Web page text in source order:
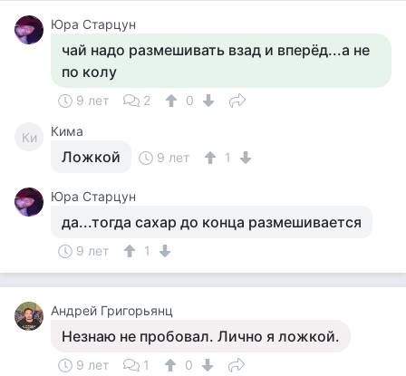
Юра Старцун
чай надо размешивать взад и вперёд...а не
по колу
9 лет 2 0
Ки Кима
Ложкой 9 лет 1
Юра Старцун
да...тогда сахар до конца размешивается
9 лет 1
Андрей Григорьянц
Незнаю не пробовал. Лично я ложкой.
9 лет 1 0